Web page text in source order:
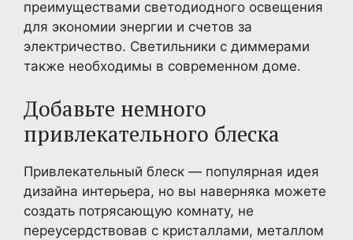
преимуществами светодиодного освещения
для экономии энергии и счетов за
электричество. Светильники с диммерами
также необходимы в современном доме.
Добавьте немного
привлекательного блеска
Привлекательный блеск — популярная идея
дизайна интерьера, но вы наверняка можете
создать потрясающую комнату, не
переусердствовав с кристаллами, металлом